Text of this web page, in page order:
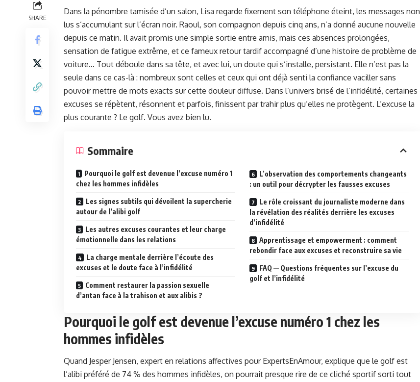
SHARE
Dans la pénombre tamisée d’un salon, Lisa regarde fixement son téléphone éteint, les messages non
lus s’accumulant sur l’écran noir. Raoul, son compagnon depuis cinq ans, n’a donné aucune nouvelle
depuis ce matin. Il avait promis une simple sortie entre amis, mais ces absences prolongées,
sensation de fatigue extrême, et ce fameux retour tardif accompagné d’une histoire de problème de
voiture… Tout déboule dans sa tête, et avec lui, un doute qui s’installe, persistant. Elle n’est pas la
seule dans ce cas-là : nombreux sont celles et ceux qui ont déjà senti la confiance vaciller sans
pouvoir mettre de mots exacts sur cette douleur diffuse. Dans l’univers brisé de l’infidélité, certaines
excuses se répètent, résonnent et parfois, finissent par trahir plus qu’elles ne protègent. L’excuse la
plus courante ? Le golf. Vous avez bien lu.
Sommaire
Pourquoi le golf est devenue l’excuse numéro 1
chez les hommes infidèles
Les signes subtils qui dévoilent la supercherie
autour de l’alibi golf
Les autres excuses courantes et leur charge
émotionnelle dans les relations
La charge mentale derrière l’écoute des
excuses et le doute face à l’infidélité
Comment restaurer la passion sexuelle
d’antan face à la trahison et aux alibis ?
L’observation des comportements changeants
: un outil pour décrypter les fausses excuses
Le rôle croissant du journaliste moderne dans
la révélation des réalités derrière les excuses
d’infidélité
Apprentissage et empowerment : comment
rebondir face aux excuses et reconstruire sa vie
FAQ — Questions fréquentes sur l’excuse du
golf et l’infidélité
Pourquoi le golf est devenue l’excuse numéro 1 chez les
hommes infidèles
Quand Jesper Jensen, expert en relations affectives pour ExpertsEnAmour, explique que le golf est
l’alibi préféré de 74 % des hommes infidèles, on pourrait presque rire de ce cliché sportif sorti tout